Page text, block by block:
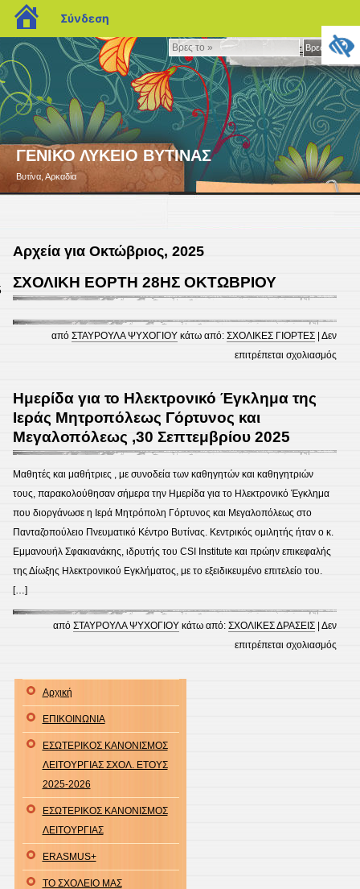
Βρες
το
»
Βρες το »
ΓΕΝΙΚΟ ΛΥΚΕΙΟ ΒΥΤΙΝΑΣ
Βυτίνα, Αρκαδία
Αρχεία για Οκτώβριος, 2025
ΣΧΟΛΙΚΗ ΕΟΡΤΗ 28ΗΣ ΟΚΤΩΒΡΙΟΥ
απόΣΤΑΥΡΟΥΛΑ ΨΥΧΟΓΙΟΥ κάτω από:ΣΧΟΛΙΚΕΣ ΓΙΟΡΤΕΣ |Δεν
επιτρέπεται σχολιασμός
Ημερίδα για το Ηλεκτρονικό Έγκλημα της
Ιεράς Μητροπόλεως Γόρτυνος και
Μεγαλοπόλεως ,30 Σεπτεμβρίου 2025
Μαθητές και μαθήτριες , με συνοδεία των καθηγητών και καθηγητριών
τους, παρακολούθησαν σήμερα την Ημερίδα για το Ηλεκτρονικό Έγκλημα
που διοργάνωσε η Ιερά Μητρόπολη Γόρτυνος και Μεγαλοπόλεως στο
Πανταζοπούλειο Πνευματικό Κέντρο Βυτίνας. Κεντρικός ομιλητής ήταν ο κ.
Εμμανουήλ Σφακιανάκης, ιδρυτής του CSI Institute και πρώην επικεφαλής
της Δίωξης Ηλεκτρονικού Εγκλήματος, με το εξειδικευμένο επιτελείο του.
[…]
απόΣΤΑΥΡΟΥΛΑ ΨΥΧΟΓΙΟΥ κάτω από:ΣΧΟΛΙΚΕΣ ΔΡΑΣΕΙΣ |Δεν
επιτρέπεται σχολιασμός
Αρχική
ΕΠΙΚΟΙΝΩΝΙΑ
ΕΣΩΤΕΡΙΚΟΣ ΚΑΝΟΝΙΣΜΟΣ
ΛΕΙΤΟΥΡΓΙΑΣ ΣΧΟΛ. ΕΤΟΥΣ
2025-2026
ΕΣΩΤΕΡΙΚΟΣ ΚΑΝΟΝΙΣΜΟΣ
ΛΕΙΤΟΥΡΓΙΑΣ
ERASMUS+
ΤΟ ΣΧΟΛΕΙΟ ΜΑΣ
blogs.sch.gr
Σύνδεση